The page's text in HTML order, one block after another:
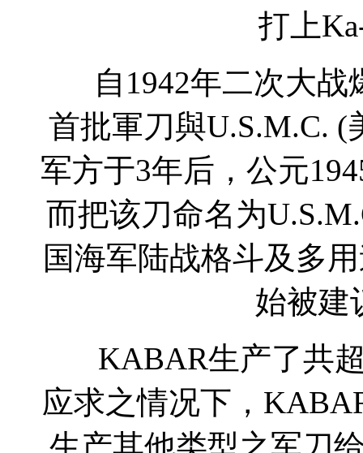
打上
自1942年二次大战
首批軍刀與U.S.M.C.
军方于3年后，公元
而把该刀命名为
国海军陆战格斗及多
始被建
KABAR生产了共超
应求之情况下，
生产其他类型之军刀